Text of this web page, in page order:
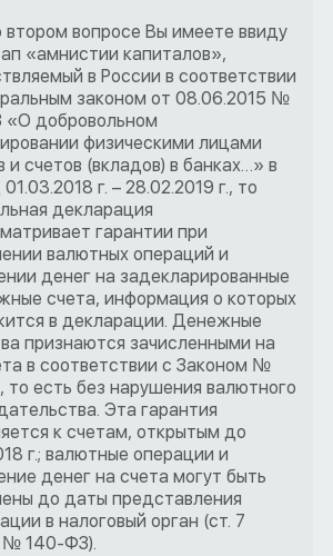
втором вопросе Вы имеете ввиду
«амнистии капиталов»,
в России в соответствии
законом от 08.06.2015 №
добровольном
физическими лицами
и счетов (вкладов) в банках…» в
г. – 28.02.2019 г., то
декларация
гарантии при
валютных операций и
денег на задекларированные
счета, информация о которых
в декларации. Денежные
признаются зачисленными на
в соответствии с Законом №
то есть без нарушения валютного
Эта гарантия
к счетам, открытым до
г.; валютные операции и
денег на счета могут быть
до даты представления
в налоговый орган (ст. 7
№ 140-ФЗ).